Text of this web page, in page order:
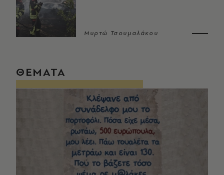
Μυρτώ Τσουμαλάκου
ΘΕΜΑΤΑ